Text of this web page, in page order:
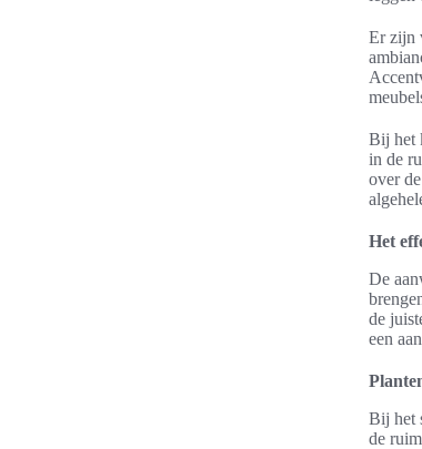
Er zijn
Bij het
in de
over
Het
De
de
een
Bij het
de